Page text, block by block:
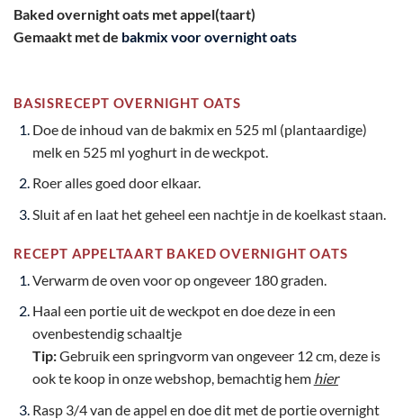
Baked overnight oats met appel(taart)
Gemaakt met de bakmix voor overnight oats
BASISRECEPT OVERNIGHT OATS
Doe de inhoud van de bakmix en 525 ml (plantaardige)
melk en 525 ml yoghurt in de weckpot.
Roer alles goed door elkaar.
Sluit af en laat het geheel een nachtje in de koelkast staan.
RECEPT APPELTAART BAKED OVERNIGHT OATS
Verwarm de oven voor op ongeveer 180 graden.
Haal een portie uit de weckpot en doe deze in een
ovenbestendig schaaltje
Tip:Gebruik een springvorm van ongeveer 12 cm, deze is
ook te koop in onze webshop, bemachtig hem hier
Rasp 3/4 van de appel en doe dit met de portie overnight